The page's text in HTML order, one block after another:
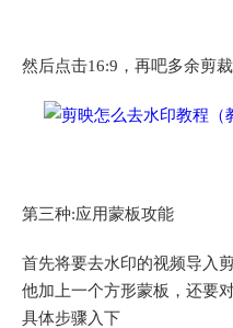
然后点击16:9，再吧多余剪
第三种:应用蒙板攻能
首先将要去水印的视频导入
他加上一个方形蒙板，还要
具体步骤入下